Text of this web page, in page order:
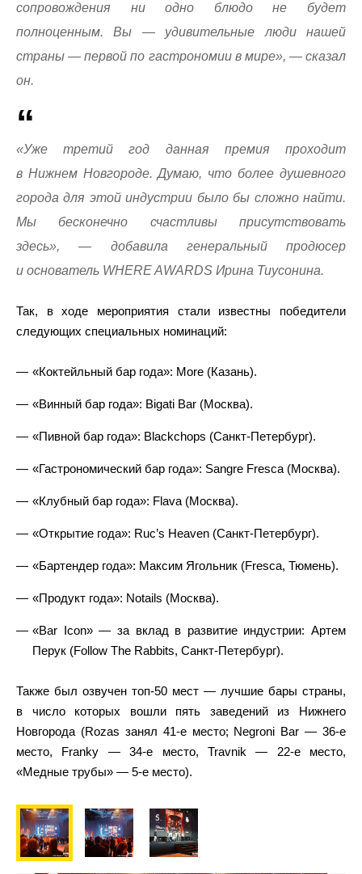
сопровождения ни одно блюдо не будет
полноценным. Вы — удивительные люди нашей
страны — первой по гастрономии в мире», — сказал
он.
«Уже третий год данная премия проходит
в Нижнем Новгороде. Думаю, что более душевного
города для этой индустрии было бы сложно найти.
Мы бесконечно счастливы присутствовать
здесь», — добавила генеральный продюсер
и основатель WHERE AWARDS Ирина Тиусонина.
Так, в ходе мероприятия стали известны победители
следующих специальных номинаций:
«Коктейльный бар года»: More (Казань).
«Винный бар года»: Bigati Bar (Москва).
«Пивной бар года»: Blackchops (Санкт-Петербург).
«Гастрономический бар года»: Sangre Fresca (Москва).
«Клубный бар года»: Flava (Москва).
«Открытие года»: Ruc’s Heaven (Санкт-Петербург).
«Бартендер года»: Максим Ягольник (Fresca, Тюмень).
«Продукт года»: Notails (Москва).
«Bar Icon» — за вклад в развитие индустрии: Артем
Перук (Follow The Rabbits, Санкт-Петербург).
Также был озвучен топ-50 мест — лучшие бары страны,
в число которых вошли пять заведений из Нижнего
Новгорода (Rozas занял 41-е место; Negroni Bar — 36-е
место, Franky — 34-е место, Travnik — 22-е место,
«Медные трубы» — 5-е место).